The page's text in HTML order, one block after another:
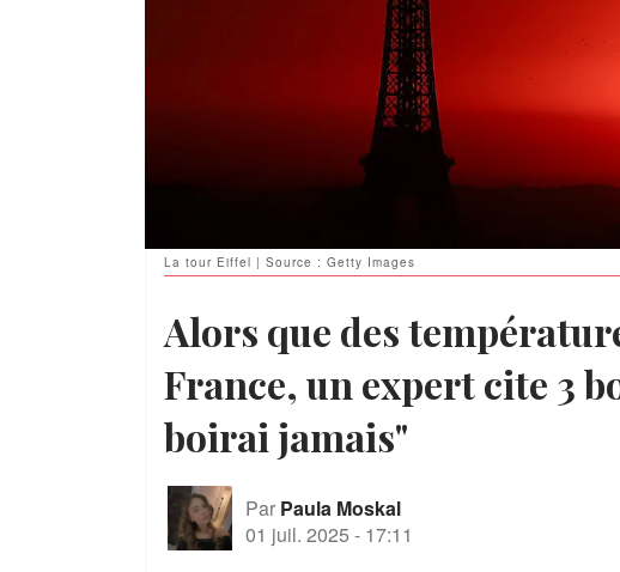
La tour Eiffel | Source : Getty Images
Alors que des
France, un expert cite 3
boirai jamais"
Par Paula Moskal
01 juil. 2025 - 17:11